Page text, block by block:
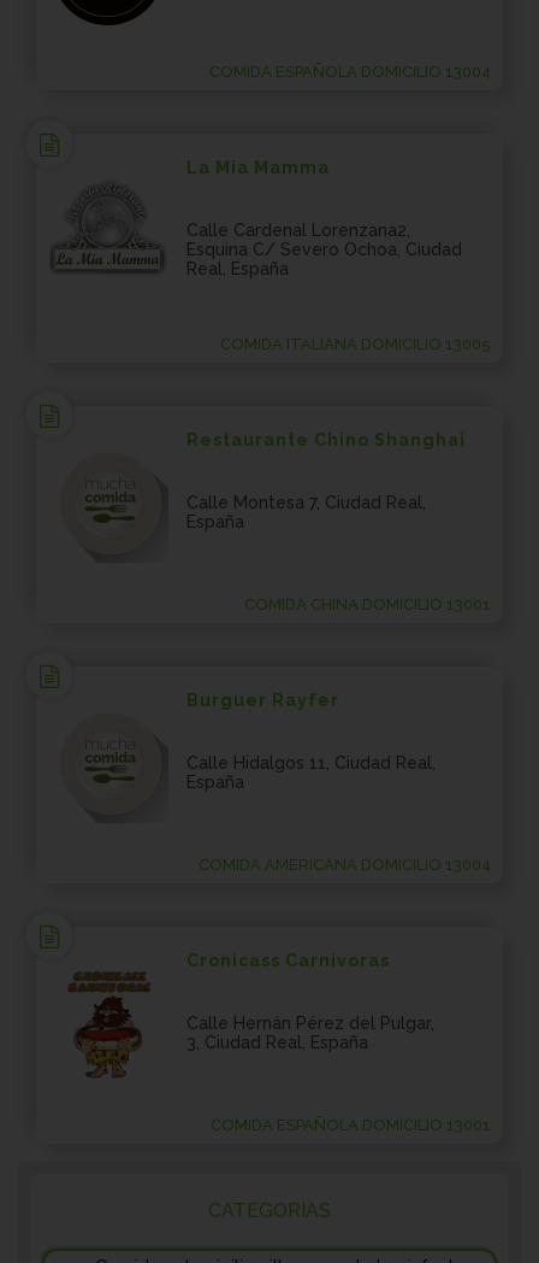
COMIDA ESPAÑOLA DOMICILIO 13004
La Mia Mamma
Calle Cardenal Lorenzana2,
Esquina C/ Severo Ochoa, Ciudad
Real, España
COMIDA ITALIANA DOMICILIO 13005
Restaurante Chino Shanghai
Calle Montesa 7, Ciudad Real,
España
COMIDA CHINA DOMICILIO 13001
Burguer Rayfer
Calle Hidalgos 11, Ciudad Real,
España
COMIDA AMERICANA DOMICILIO 13004
Cronicass Carnivoras
Calle Hernán Pérez del Pulgar,
3, Ciudad Real, España
COMIDA ESPAÑOLA DOMICILIO 13001
CATEGORIAS